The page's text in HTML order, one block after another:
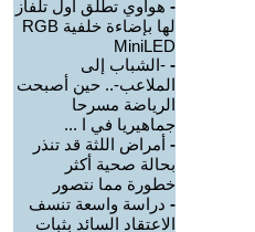
- هواوي تطلق أول تلفاز
لها بإضاءة خلفية RGB
MiniLED
- -الشباب إلى
الملاعب-.. حين أصبحت
الرياضة مسرحا
جماهيريا في ا ...
- أمراض اللثة قد تنذر
بحالة صحية أكثر
خطورة مما نتصور
- دراسة واسعة تنسف
الاعتقاد السائد بثبات